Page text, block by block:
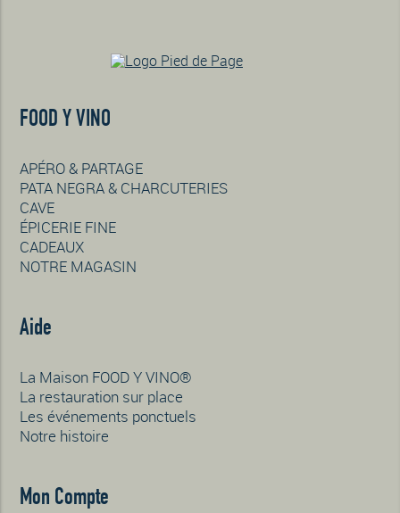
FOOD Y VINO
APÉRO & PARTAGE
PATA NEGRA & CHARCUTERIES
CAVE
ÉPICERIE FINE
CADEAUX
NOTRE MAGASIN
Aide
La Maison FOOD Y VINO®
La restauration sur place
Les événements ponctuels
Notre histoire
Mon Compte